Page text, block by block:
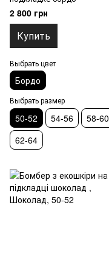
2 800 грн
Купить
Выбрать цвет
Бордо
Выбрать размер
50-52 54-56
58-60
62-64